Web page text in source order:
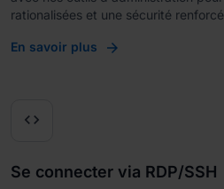
rationalisées et une sécurité
En savoir plus

Se connecter via RDP/SSH